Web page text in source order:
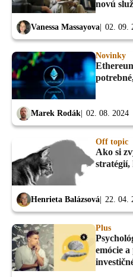
novú
Vanessa Massayova 02. 09.
Novinky
Marek Rodák 02. 08. 2024
Off topic
Ako si
stratégií,
Henrieta Balázsová 22. 04.
Plus
emócie